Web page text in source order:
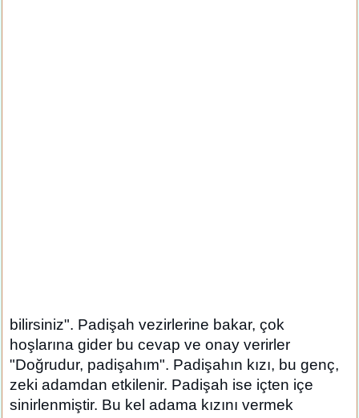
bilirsiniz". Padişah vezirlerine bakar, çok
hoşlarına gider bu cevap ve onay verirler
"Doğrudur, padişahım". Padişahın kızı, bu genç,
zeki adamdan etkilenir. Padişah ise içten içe
sinirlenmiştir. Bu kel adama kızını vermek